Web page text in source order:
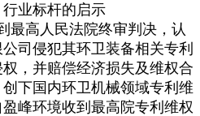
业标杆的启示
最高人民法院终审判决，认
司侵犯其环卫装备相关专利
，并赔偿经济损失及维权合
下国内环卫机械领域专利维
峰环境收到最高院专利维权